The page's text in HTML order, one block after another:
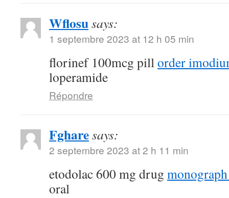
Wflosusays:
1 septembre 2023 at 12 h 05 min
florinef 100mcg pillorder
loperamide
Répondre
Fgharesays:
2 septembre 2023 at 2 h 11 min
etodolac 600 mg drug
oral